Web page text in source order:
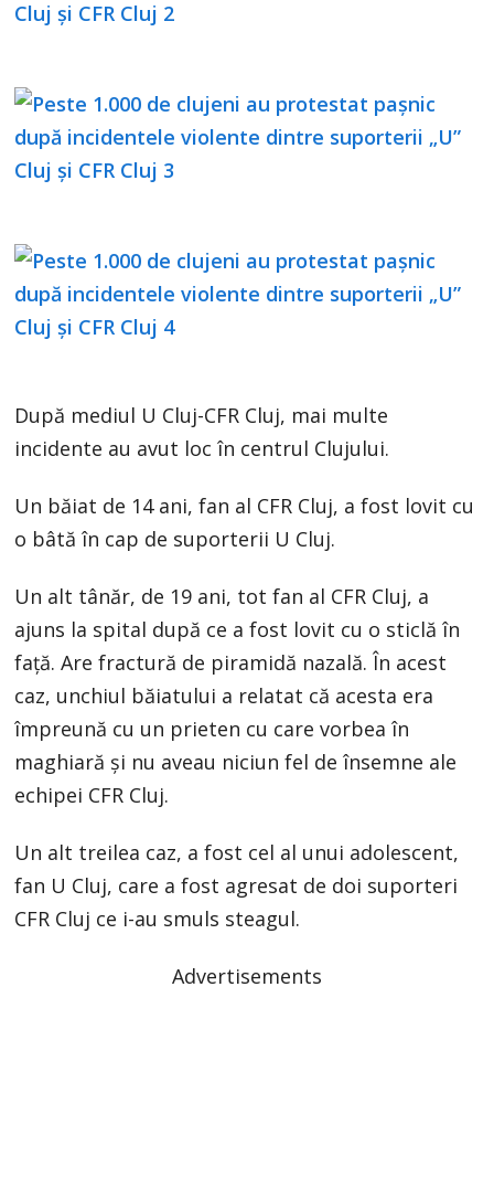
După mediul U Cluj-CFR Cluj, mai multe
incidente au avut loc în centrul Clujului.
Un băiat de 14 ani, fan al CFR Cluj, a fost lovit cu
o bâtă în cap de suporterii U Cluj.
Un alt tânăr, de 19 ani, tot fan al CFR Cluj, a
ajuns la spital după ce a fost lovit cu o sticlă în
față. Are fractură de piramidă nazală. În acest
caz, unchiul băiatului a relatat că acesta era
împreună cu un prieten cu care vorbea în
maghiară și nu aveau niciun fel de însemne ale
echipei CFR Cluj.
Un alt treilea caz, a fost cel al unui adolescent,
fan U Cluj, care a fost agresat de doi suporteri
CFR Cluj ce i-au smuls steagul.
Advertisements